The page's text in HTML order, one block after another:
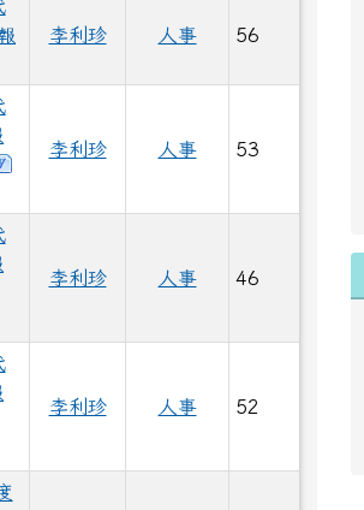
李利珍 人事 56
下載：115學年度東竹國小代課教師第
李利珍 人事 53
下載：115學年度東竹國小代課教師第2
李利珍 人事 46
下載：114學年度甄選評審名單-代課.doc
及報名表單 (自動儲存).doc
李利珍 人事 52